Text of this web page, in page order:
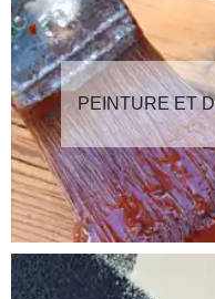
PEINTURE ET